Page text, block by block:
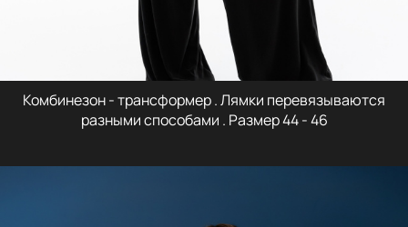
Комбинезон - трансформер . Лямки перевязываются
разными способами . Размер 44 - 46